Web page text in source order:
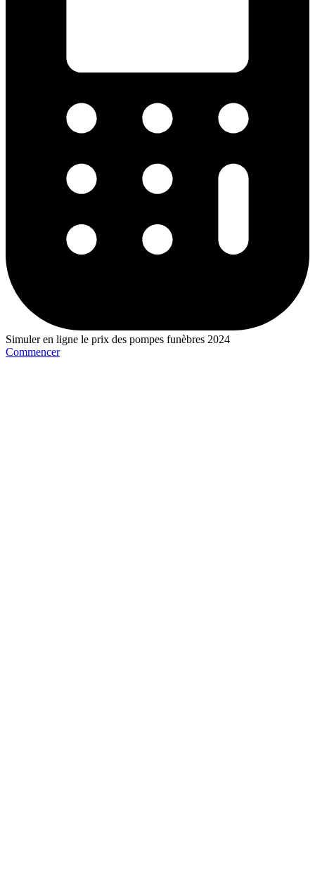
Simuler en ligne le prix des pompes funèbres 2024
Commencer